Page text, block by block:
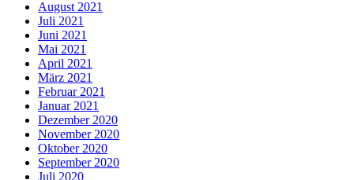
August 2021
Juli 2021
Juni 2021
Mai 2021
April 2021
März 2021
Februar 2021
Januar 2021
Dezember 2020
November 2020
Oktober 2020
September 2020
Juli 2020